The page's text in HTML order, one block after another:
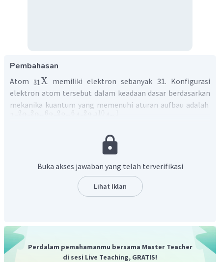
Pembahasan
Atom 31X memiliki elektron sebanyak 31. Konfigurasi
elektron atom tersebut dalam keadaan dasar berdasarkan
mekanika kuantum yang memenuhi aturan aufbau adalah
Buka akses jawaban yang telah terverifikasi
Lihat Iklan
Perdalam pemahamanmu bersama Master Teacher
di sesi Live Teaching, GRATIS!